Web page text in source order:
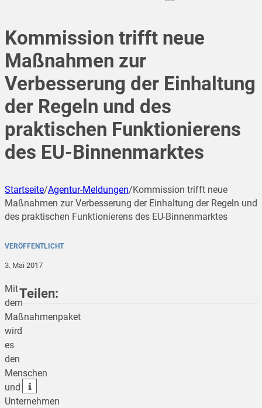
Kommission trifft neue
Maßnahmen zur
Verbesserung der Einhaltung
der Regeln und des
praktischen Funktionierens
des EU-Binnenmarktes
Startseite/Agentur-Meldungen/Kommission trifft neue
Maßnahmen zur Verbesserung der Einhaltung der Regeln und
des praktischen Funktionierens des EU-Binnenmarktes
VERÖFFENTLICHT
3. Mai 2017
Mit
dem
Maßnahmenpaket
wird
es
den
Menschen
und
Unternehmen
Teilen:
teilen